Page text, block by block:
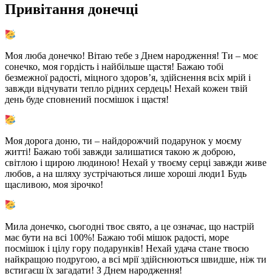
Привітання донечці
Моя люба донечко! Вітаю тебе з Днем народження! Ти – моє
сонечко, моя гордість і найбільше щастя! Бажаю тобі
безмежної радості, міцного здоров’я, здійснення всіх мрій і
завжди відчувати тепло рідних сердець! Нехай кожен твій
день буде сповнений посмішок і щастя!
Моя дорога доню, ти – найдорожчий подарунок у моєму
житті! Бажаю тобі завжди залишатися такою ж доброю,
світлою і щирою людиною! Нехай у твоєму серці завжди живе
любов, а на шляху зустрічаються лише хороші люди1 Будь
щасливою, моя зірочко!
Мила донечко, сьогодні твоє свято, а це означає, що настрій
має бути на всі 100%! Бажаю тобі мішок радості, море
посмішок і цілу гору подарунків! Нехай удача стане твоєю
найкращою подругою, а всі мрії здійснюються швидше, ніж ти
встигаєш їх загадати! З Днем народження!